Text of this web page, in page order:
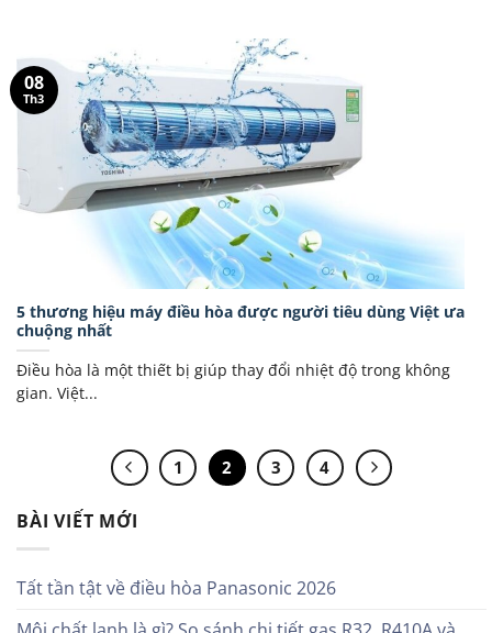
BÀI VIẾT MỚI
Tất tần tật về điều hòa Panasonic 2026
5 thương hiệu máy điều hòa được người tiêu dùng Việt ưa
chuộng nhất
Điều hòa là một thiết bị giúp thay đổi nhiệt độ trong không
gian. Việt...
08
Th3
1 2 3 4